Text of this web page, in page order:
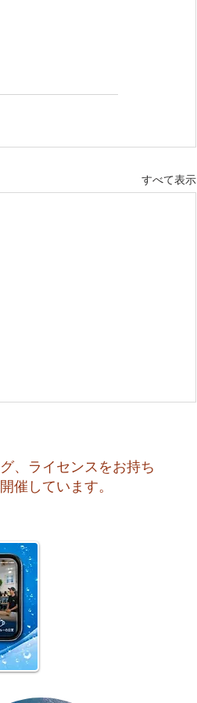
すべて表示
も暑い一日になりそうで
ね☀️
、ライセンスをお持ち
催しています。